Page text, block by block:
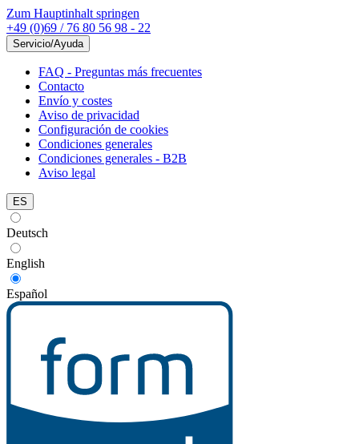
Zum Hauptinhalt springen
+49 (0)69 / 76 80 56 98 - 22
Servicio/Ayuda
FAQ - Preguntas más frecuentes
Contacto
Envío y costes
Aviso de privacidad
Configuración de cookies
Condiciones generales
Condiciones generales - B2B
Aviso legal
ES
Deutsch
English
Español